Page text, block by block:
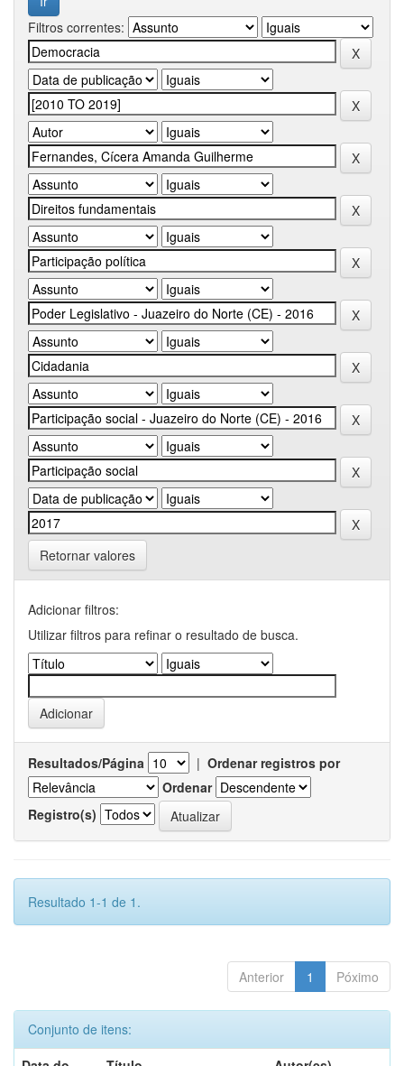
Filtros correntes:
Retornar valores
Adicionar filtros:
Utilizar filtros para refinar o resultado de busca.
Resultados/Página | Ordenar registros por
Ordenar
Registro(s)
Resultado 1-1 de 1.
Anterior 1 Póximo
Conjunto de itens: